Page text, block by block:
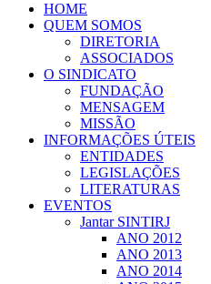
HOME
QUEM SOMOS
DIRETORIA
ASSOCIADOS
O SINDICATO
FUNDAÇÃO
MENSAGEM
MISSÃO
INFORMAÇÕES ÚTEIS
ENTIDADES
LEGISLAÇÕES
LITERATURAS
EVENTOS
Jantar SINTIRJ
ANO 2012
ANO 2013
ANO 2014